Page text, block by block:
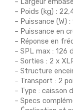
- Poids (kg) :
- Puissance (W) :
- Puissance en
- Réponse en
- SPL max : 126
- Sorties : 2 x
- Structure
- Transport : 2
- Type : caisson
- Specs